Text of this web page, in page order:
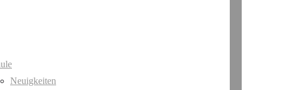
Neuigkeiten